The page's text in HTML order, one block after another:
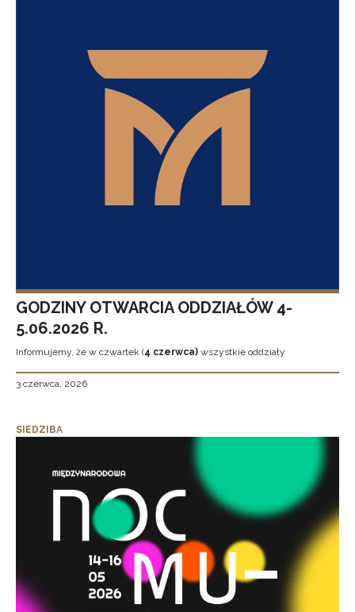
GODZINY OTWARCIA ODDZIAŁÓW 4-
5.06.2026 R.
Informujemy, że w czwartek (4 czerwca) wszystkie oddziały
3 czerwca, 2026
SIEDZIBA